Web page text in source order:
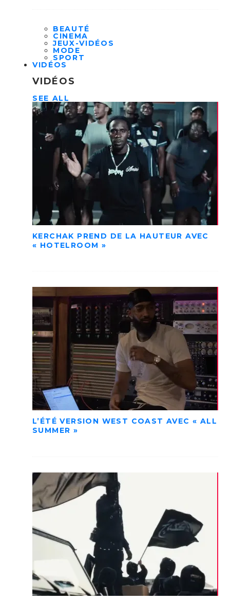
BEAUTÉ
CINEMA
JEUX-VIDÉOS
MODE
SPORT
VIDÉOS
VIDÉOS
SEE ALL
KERCHAK PREND DE LA HAUTEUR AVEC
« HOTELROOM »
L’ÉTÉ VERSION WEST COAST AVEC « ALL
SUMMER »